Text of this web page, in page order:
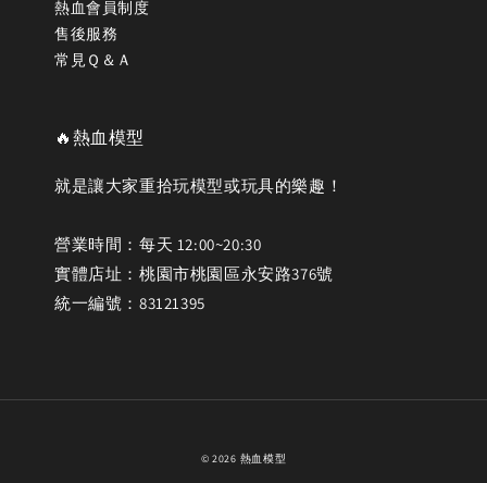
熱血會員制度
售後服務
常見Ｑ＆Ａ
🔥熱血模型
就是讓大家重拾玩模型或玩具的樂趣！
營業時間：每天 12:00~20:30
實體店址：桃園市桃園區永安路376號
統一編號：83121395
© 2026 熱血模型